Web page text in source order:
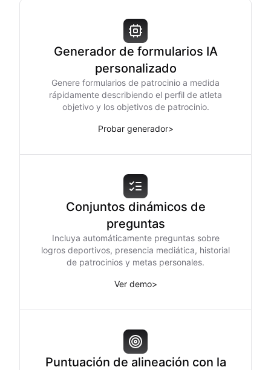
Generador de formularios IA
personalizado
Genere formularios de patrocinio a medida
rápidamente describiendo el perfil de atleta
objetivo y los objetivos de patrocinio.
Probar generador>
Conjuntos dinámicos de
preguntas
Incluya automáticamente preguntas sobre
logros deportivos, presencia mediática, historial
de patrocinios y metas personales.
Ver demo>
Puntuación de alineación con la